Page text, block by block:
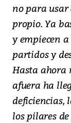
no para
propio. Ya
y empiecen
partidos y
Hasta ahora
afuera ha
deficiencias,
los pilares